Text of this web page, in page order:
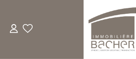
ACHETER